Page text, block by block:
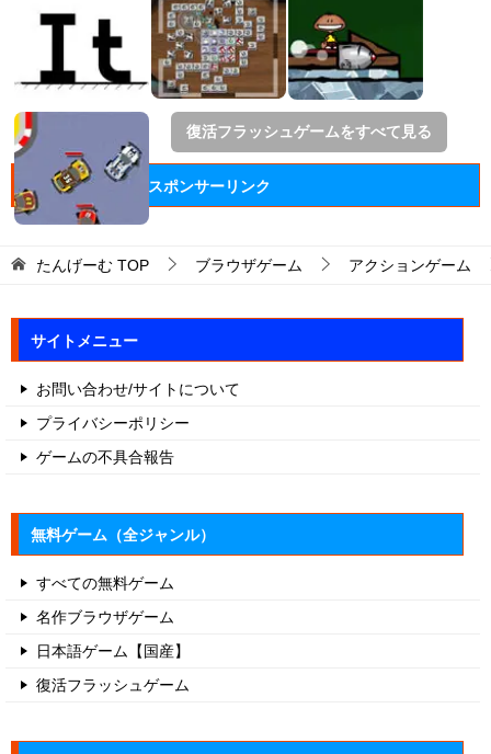
復活フラッシュゲームをすべて見る
スポンサーリンク
たんげーむ TOP ブラウザゲーム アクションゲーム
サイトメニュー
お問い合わせ/サイトについて
プライバシーポリシー
ゲームの不具合報告
無料ゲーム（全ジャンル）
すべての無料ゲーム
名作ブラウザゲーム
日本語ゲーム【国産】
復活フラッシュゲーム